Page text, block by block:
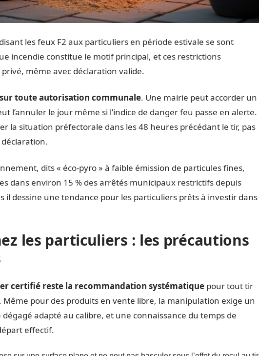
les feux F2 aux particuliers en période estivale se sont
incendie constitue le motif principal, et ces restrictions
même avec déclaration valide.
toute autorisation communale. Une mairie peut accorder un
l’annuler le jour même si l’indice de danger feu passe en alerte.
la situation préfectorale dans les 48 heures précédant le tir, pas
dits « éco-pyro » à faible émission de particules fines,
dans environ 15 % des arrêtés municipaux restrictifs depuis
il dessine une tendance pour les particuliers prêts à investir dans
les particuliers : les précautions
certifié reste la recommandation systématique pour tout tir
Même pour des produits en vente libre, la manipulation exige un
adapté au calibre, et une connaissance du temps de
effectif.